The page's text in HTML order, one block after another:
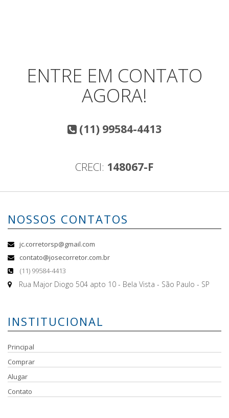
ENTRE EM CONTATO
AGORA!
(11) 99584-4413
CRECI: 148067-F
NOSSOS CONTATOS
jc.corretorsp@gmail.com
contato@josecorretor.com.br
(11) 99584-4413
Rua Major Diogo 504 apto 10 - Bela Vista - São Paulo - SP
INSTITUCIONAL
Principal
Comprar
Alugar
Contato